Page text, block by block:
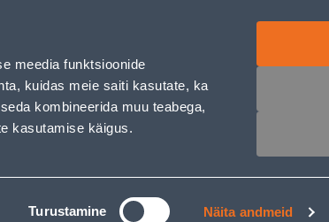
meedia funktsioonide
kuidas meie saiti kasutate, ka
kombineerida muu teabega,
kasutamise käigus.
Turustamine Näita andmeid
Предложения о работе
РАССРОЧКА